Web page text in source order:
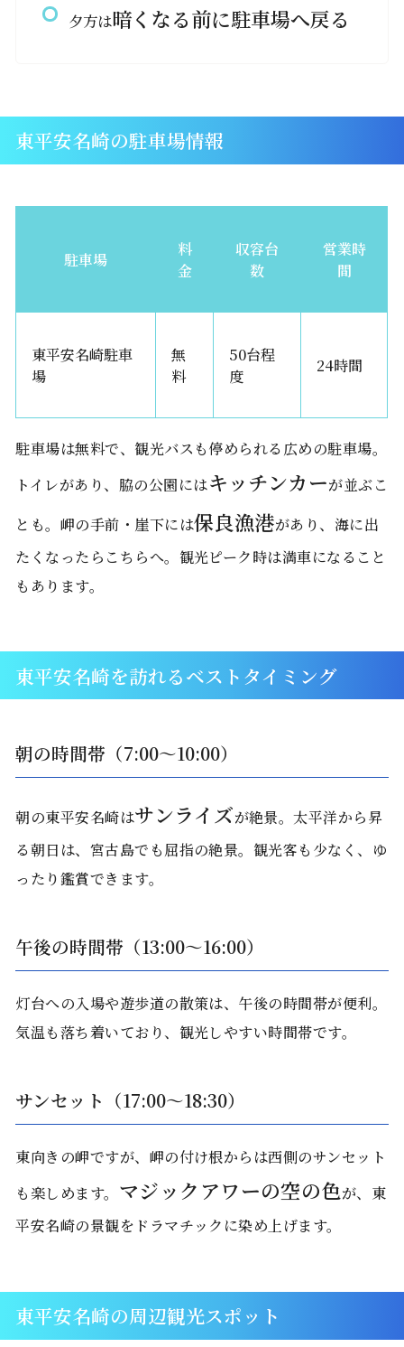
夕方は暗くなる前に駐車場へ戻る
東平安名崎の駐車場情報
駐車場
料
金
収容台
数
営業時
間
東平安名崎駐車
場
無
料
50台程
度
24時間
駐車場は無料で、観光バスも停められる広めの駐車場。
トイレがあり、脇の公園にはキッチンカーが並ぶこ
とも。岬の手前・崖下には保良漁港があり、海に出
たくなったらこちらへ。観光ピーク時は満車になること
もあります。
東平安名崎を訪れるベストタイミング
朝の時間帯（7:00〜10:00）
朝の東平安名崎はサンライズが絶景。太平洋から昇
る朝日は、宮古島でも屈指の絶景。観光客も少なく、ゆ
ったり鑑賞できます。
午後の時間帯（13:00〜16:00）
灯台への入場や遊歩道の散策は、午後の時間帯が便利。
気温も落ち着いており、観光しやすい時間帯です。
サンセット（17:00〜18:30）
東向きの岬ですが、岬の付け根からは西側のサンセット
も楽しめます。 マジックアワーの空の色が、東
平安名崎の景観をドラマチックに染め上げます。
東平安名崎の周辺観光スポット